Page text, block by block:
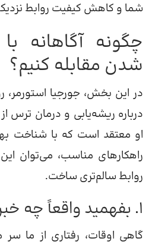
شما و کاهش کیفیت روابط
چگونه آگاهانه
شدن مقابله کنیم؟
در این بخش، جورجیا استورمر،
درباره ریشه‌یابی و درمان ترس
او معتقد است که با شناخت
راهکارهای مناسب، می‌توان
روابط سالم‌تری ساخت.
۱. بفهمید واقعاً چه خبر است
گاهی اوقات، رفتاری از ما